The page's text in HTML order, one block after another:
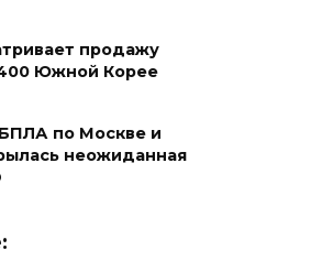
продажу
Южной Корее
по Москве и
неожиданная